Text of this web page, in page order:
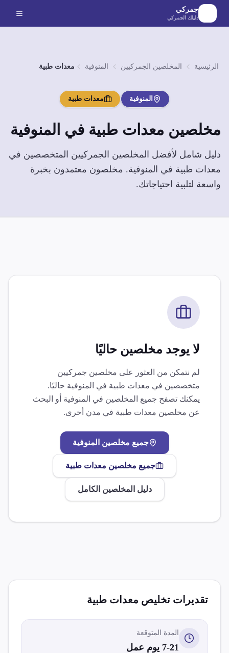
الانتقال إلى المحتوى الرئيسي
جمركي
دليلك الجمركي
الرئيسية المخلصين الجمركيين المنوفية معدات طبية
المنوفية معدات طبية
مخلصين معدات طبية في المنوفية
دليل شامل لأفضل المخلصين الجمركيين المتخصصين في
معدات طبية في المنوفية. مخلصون معتمدون بخبرة
واسعة لتلبية احتياجاتك.
لا يوجد مخلصين حاليًا
لم نتمكن من العثور على مخلصين جمركيين
متخصصين في معدات طبية في المنوفية حاليًا.
يمكنك تصفح جميع المخلصين في المنوفية أو البحث
عن مخلصين معدات طبية في مدن أخرى.
جميع مخلصين المنوفية
جميع مخلصين معدات طبية
دليل المخلصين الكامل
تقديرات تخليص معدات طبية
المدة المتوقعة
7-21 يوم عمل